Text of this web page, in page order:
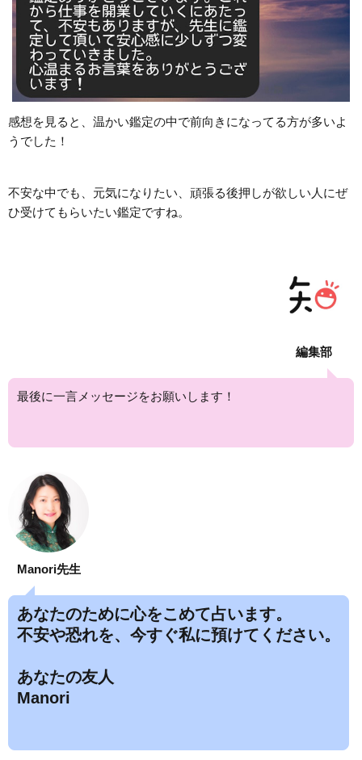
感想を見ると、温かい鑑定の中で前向きになってる方が多いよ
うでした！
不安な中でも、元気になりたい、頑張る後押しが欲しい人にぜ
ひ受けてもらいたい鑑定ですね。
最後に一言メッセージをお願いします！
編集部
Manori先生
あなたのために心をこめて占います。
不安や恐れを、今すぐ私に預けてください。
あなたの友人
Manori